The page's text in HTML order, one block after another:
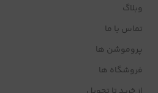
وبلاگ
تماس با ما
پروموشن ها
فروشگاه ها